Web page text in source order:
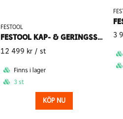
FESTOOL
FESTOOL KAP- & GERINGSSÅG KS 60 E-SET 230V
12 499 kr / st
Finns i lager
3 st
KÖP NU
3